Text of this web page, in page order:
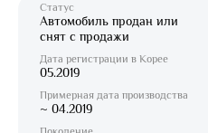
Статус
Автомобиль продан или
снят с продажи
Дата регистрации в Корее
05.2019
Примерная дата производства
~ 04.2019